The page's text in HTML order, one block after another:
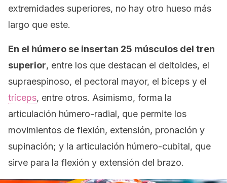
extremidades superiores, no hay otro hueso más
largo que este.
En el húmero se insertan 25 músculos del tren
superior, entre los que destacan el deltoides, el
supraespinoso, el pectoral mayor, el bíceps y el
tríceps, entre otros. Asimismo, forma la
articulación húmero-radial, que permite los
movimientos de flexión, extensión, pronación y
supinación; y la articulación húmero-cubital, que
sirve para la flexión y extensión del brazo.